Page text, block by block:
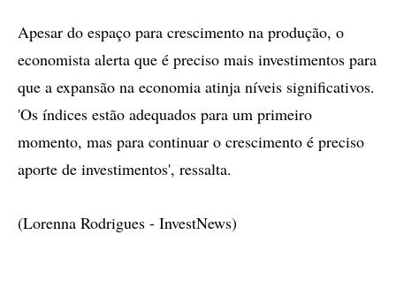
Apesar do espaço para crescimento na produção, o
economista alerta que é preciso mais investimentos para
que a expansão na economia atinja níveis significativos.
'Os índices estão adequados para um primeiro
momento, mas para continuar o crescimento é preciso
aporte de investimentos', ressalta.
(Lorenna Rodrigues - InvestNews)